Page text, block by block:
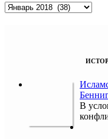
Архив
В